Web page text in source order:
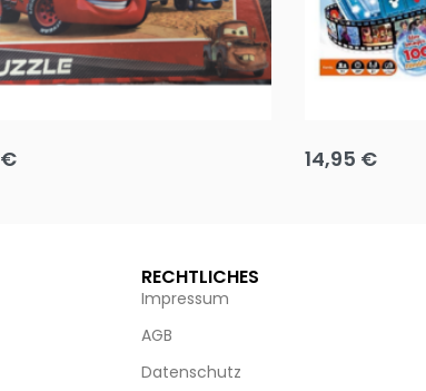
€
14,95 €
RECHTLICHES
Impressum
AGB
Datenschutz